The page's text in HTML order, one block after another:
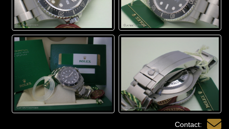
Contact: